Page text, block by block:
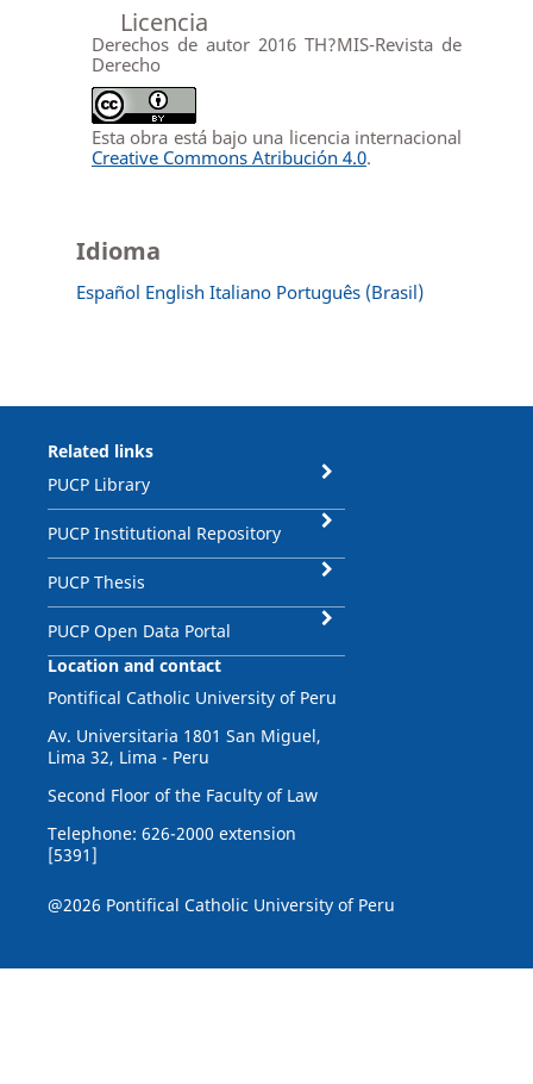
Licencia
Derechos de autor 2016 TH?MIS-Revista de
Derecho
Esta obra está bajo una licencia internacional
Creative Commons Atribución 4.0.
Idioma
Español English Italiano Português (Brasil)
Related links
PUCP Library
PUCP Institutional Repository
PUCP Thesis
PUCP Open Data Portal
Location and contact
Pontifical Catholic University of Peru
Av. Universitaria 1801 San Miguel,
Lima 32, Lima - Peru
Second Floor of the Faculty of Law
Telephone: 626-2000 extension
[5391]
@2026 Pontifical Catholic University of Peru